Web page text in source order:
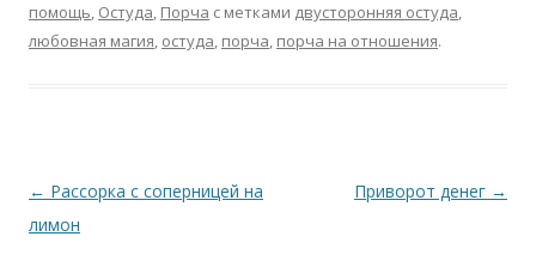
помощь, Остуда, Порча с метками двусторонняя остуда,
любовная магия, остуда, порча, порча на отношения.
Навигация
по
← Рассорка с соперницей на
лимон
Приворот денег →